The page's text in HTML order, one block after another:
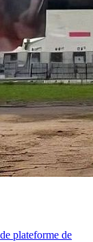
plateforme de